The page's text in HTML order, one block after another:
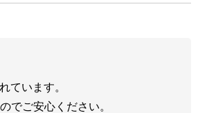
ています。
でご安心ください。